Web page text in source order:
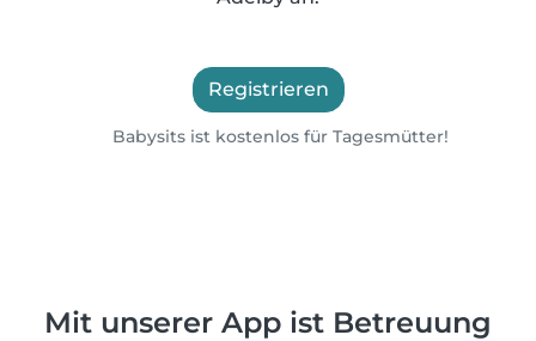
Registrieren
Babysits ist kostenlos für Tagesmütter!
Mit unserer App ist Betreuung